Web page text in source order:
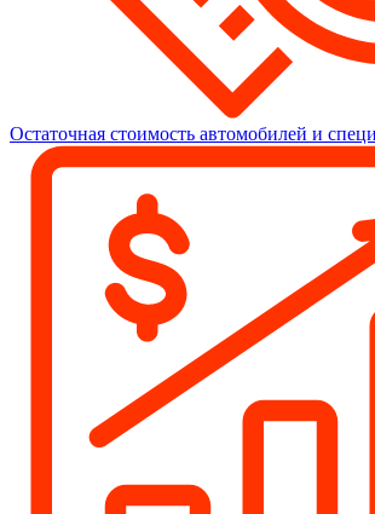
Остаточная стоимость автомобилей и